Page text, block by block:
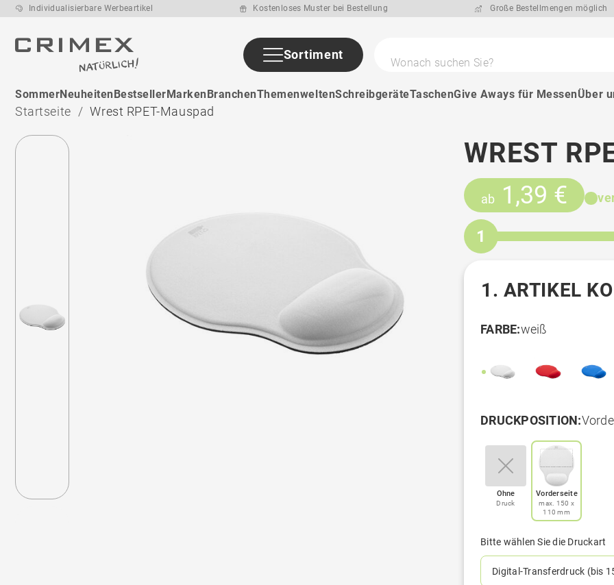
Individualisierbare Werbeartikel Kostenloses Muster bei Bestellung Große Bestellmengen möglich
Sortiment
Wonach suchen Sie?
SommerNeuheitenBestsellerMarkenBranchenThemenweltenSchreibgeräteTaschenGive Aways für MessenÜber
Startseite Wrest RPET-Mauspad
Arbeitstage
nach
Druckfreigabe
WREST
ab 1,39 €
1
1. ARTIKEL
FARBE:weiß
DRUCKPOSITION:
Ohne
Druck
Vorderseite
max. 150 x
110 mm
Bitte wählen Sie die Druckart
Digital-Transferdruck (bis